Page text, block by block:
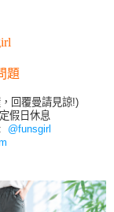
題
回覆曼請見諒!)
假日休息
@funsgirl